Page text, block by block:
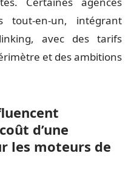
tout-en-un, intégrant
avec des tarifs
et des ambitions
d’une
les moteurs de